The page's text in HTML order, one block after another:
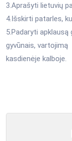
3.Aprašyti lietuvių
4.Išskirti patarles,
5.Padaryti
gyvūnais, vartojimą
kasdienėje kalboje.